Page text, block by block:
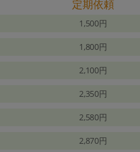
定期依頼
1,500円
1,800円
2,100円
2,350円
2,580円
2,870円